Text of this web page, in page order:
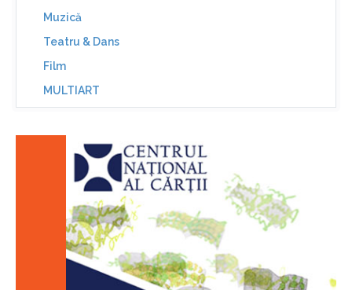
Muzică
Teatru & Dans
Film
MULTIART